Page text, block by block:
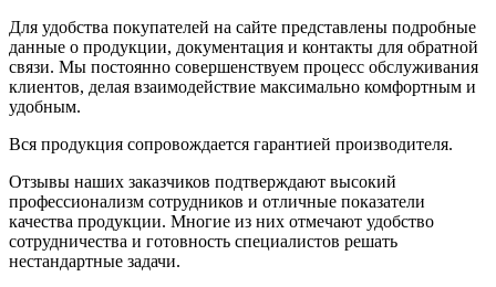
Для удобства покупателей на сайте представлены подробные
данные о продукции, документация и контакты для обратной
связи. Мы постоянно совершенствуем процесс обслуживания
клиентов, делая взаимодействие максимально комфортным и
удобным.
Вся продукция сопровождается гарантией производителя.
Отзывы наших заказчиков подтверждают высокий
профессионализм сотрудников и отличные показатели
качества продукции. Многие из них отмечают удобство
сотрудничества и готовность специалистов решать
нестандартные задачи.